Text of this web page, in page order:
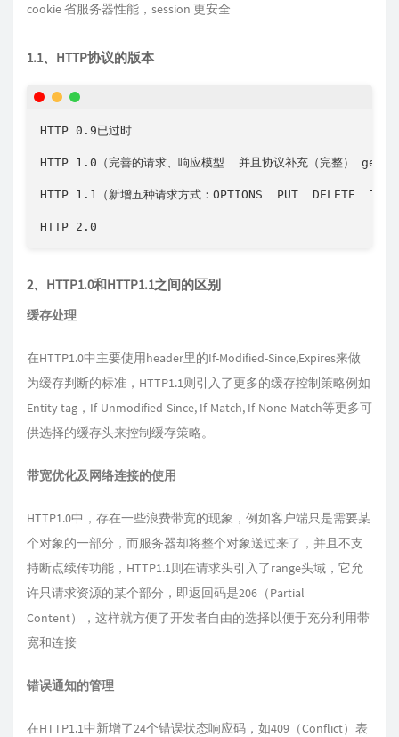
cookie 省服务器性能，session 更安全
1.1、HTTP协议的版本
HTTP 0.9已过时
HTTP 1.0（完善的请求、响应模型  并且协议补充（完整） get
HTTP 1.1（新增五种请求方式：OPTIONS  PUT  DELETE
HTTP 2.0
2、HTTP1.0和HTTP1.1之间的区别
缓存处理
在HTTP1.0中主要使用header里的If-Modified-Since,Expires来做
为缓存判断的标准，HTTP1.1则引入了更多的缓存控制策略例如
Entity tag，If-Unmodified-Since, If-Match, If-None-Match等更多可
供选择的缓存头来控制缓存策略。
带宽优化及网络连接的使用
HTTP1.0中，存在一些浪费带宽的现象，例如客户端只是需要某
个对象的一部分，而服务器却将整个对象送过来了，并且不支
持断点续传功能，HTTP1.1则在请求头引入了range头域，它允
许只请求资源的某个部分，即返回码是206（Partial
Content），这样就方便了开发者自由的选择以便于充分利用带
宽和连接
错误通知的管理
在HTTP1.1中新增了24个错误状态响应码，如409（Conflict）表